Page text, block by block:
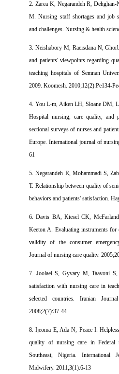
2. Zarea K, Negarandeh R,
M. Nursing staff shortages and
and challenges. Nursing & health
3. Neishabory M, Raeisdana N,
and patients' viewpoints regarding
teaching hospitals of Semnan
2009. Koomesh. 2010;12(2):Pe134-
4. You L-m, Aiken LH, Sloane
Hospital nursing, care quality,
sectional surveys of nurses and
Europe. International journal of
5. Negarandeh R, Mohammadi S,
T. Relationship between quality of
behaviors and patients' satisfaction.
6. Davis BA, Kiesel CK,
Keeton A. Evaluating instruments
validity of the consumer
Journal of nursing care quality.
7. Joolaei S, Gyvary M, Taavoni
satisfaction with nursing care in
selected countries. Iranian
2008;2(7):37-44
8. Ijeoma E, Ada N, Peace I.
quality of nursing care in
Southeast, Nigeria.
Midwifery. 2011;3(1):6-13